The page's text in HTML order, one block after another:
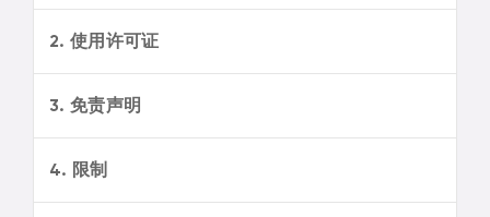
2. 使用许可证
3. 免责声明
4. 限制